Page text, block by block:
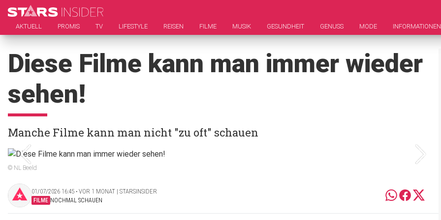
AKTUELL PROMIS TV LIFESTYLE REISEN FILME MUSIK GESUNDHEIT GENUSS MODE INFORMATIONEN
Diese Filme kann man immer wieder
sehen!
Manche Filme kann man nicht "zu oft" schauen
© NL Beeld
01/07/2026 16:45 ‧ VOR 1 MONAT | STARSINSIDER
FILME NOCHMAL SCHAUEN